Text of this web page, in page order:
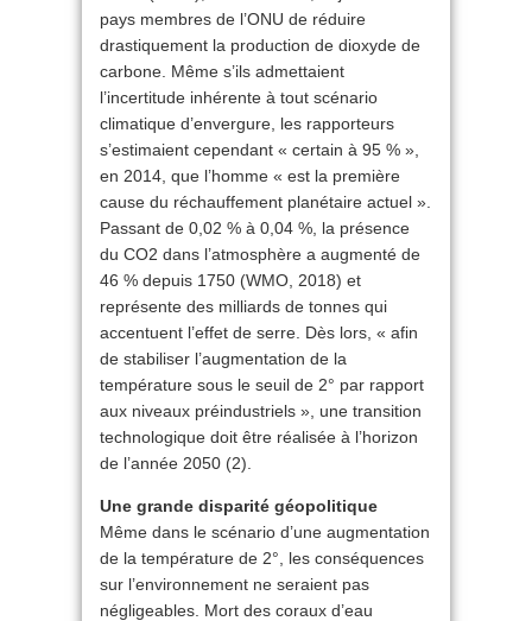
pays membres de l’ONU de réduire
drastiquement la production de dioxyde de
carbone. Même s’ils admettaient
l’incertitude inhérente à tout scénario
climatique d’envergure, les rapporteurs
s’estimaient cependant « certain à 95 % »,
en 2014, que l’homme « est la première
cause du réchauffement planétaire actuel ».
Passant de 0,02 % à 0,04 %, la présence
du CO2 dans l’atmosphère a augmenté de
46 % depuis 1750 (WMO, 2018) et
représente des milliards de tonnes qui
accentuent l’effet de serre. Dès lors, « afin
de stabiliser l’augmentation de la
température sous le seuil de 2° par rapport
aux niveaux préindustriels », une transition
technologique doit être réalisée à l’horizon
de l’année 2050 (2).
Une grande disparité géopolitique
Même dans le scénario d’une augmentation
de la température de 2°, les conséquences
sur l’environnement ne seraient pas
négligeables. Mort des coraux d’eau